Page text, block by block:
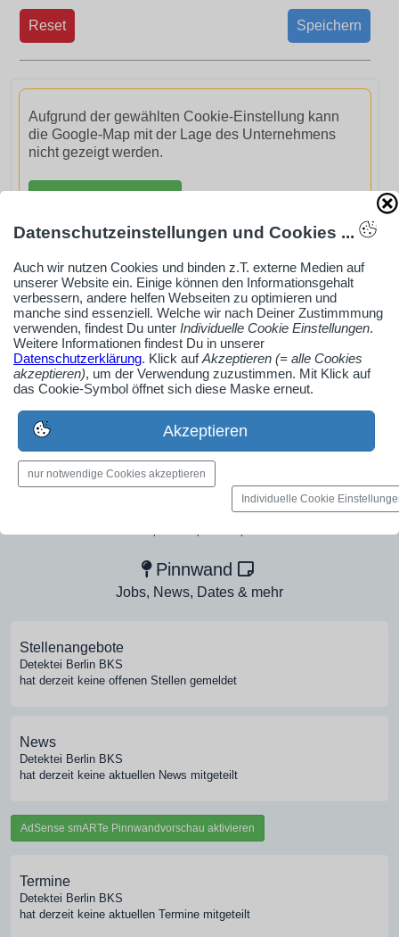
Speichern
Reset
Aufgrund der gewählten Cookie-Einstellung kann
die Google-Map mit der Lage des Unternehmens
nicht gezeigt werden.
GoogleMaps aktivieren
AdSense smARTe inArticle-Anzeige aktivieren
Ob Solo-Selbsständiger, Handwerksbetrieb oder
Industrieunternehmen
Erstelle jetzt ein gratis Firmenprofil für dein Unternehmen:
jetzt registrieren
Medien-Galerie
Pinnwand
Jobs, News, Dates & mehr
Stellenangebote
Detektei Berlin BKS
hat derzeit keine offenen Stellen gemeldet
News
Detektei Berlin BKS
hat derzeit keine aktuellen News mitgeteilt
AdSense smARTe Pinnwandvorschau aktivieren
Termine
Detektei Berlin BKS
hat derzeit keine aktuellen Termine mitgeteilt
Datenschutzeinstellungen und Cookies ...
Auch wir nutzen Cookies und binden z.T. externe Medien auf
unserer Website ein. Einige können den Informationsgehalt
verbessern, andere helfen Webseiten zu optimieren und
manche sind essenziell. Welche wir nach Deiner Zustimmmung
verwenden, findest Du unter Individuelle Cookie Einstellungen.
Weitere Informationen findest Du in unserer
Datenschutzerklärung. Klick aufAkzeptieren (= alle Cookies
akzeptieren), um der Verwendung zuzustimmen. Mit Klick auf
das Cookie-Symbol öffnet sich diese Maske erneut.
Akzeptieren
nur notwendige Cookies akzeptieren
Individuelle Cookie